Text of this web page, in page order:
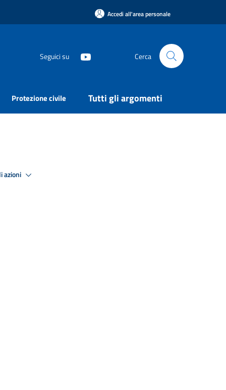
Accedi all'area personale
Seguici su Cerca
Protezione civile Tutti gli argomenti
azioni